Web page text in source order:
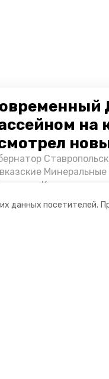
данных посетителей.
на
в
«Победы26».